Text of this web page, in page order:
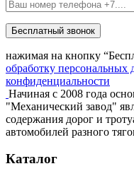
Бесплатный звонок
нажимая на кнопку
обработку персональных
конфиденциальности
Начиная с 2008 года
"Механический завод"
содержания дорог и
автомобилей разного
Каталог